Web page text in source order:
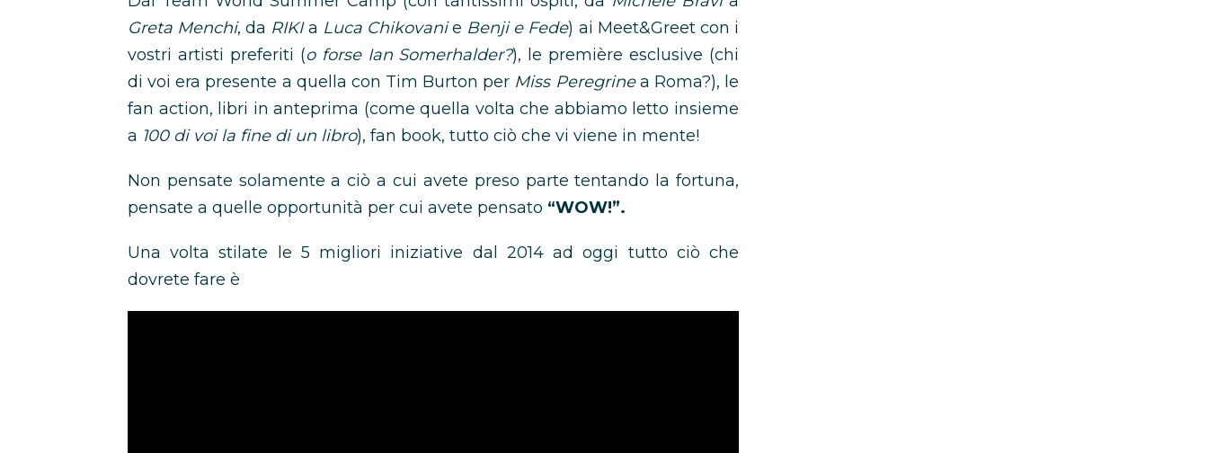
Greta Menchi, da RIKIa Luca Chikovanie Benji e Fede) ai Meet&Greet con i
vostri artisti preferiti (o forse Ian Somerhalder?), le première esclusive (chi
di voi era presente a quella con Tim Burton per Miss Peregrinea Roma?), le
fan action, libri in anteprima (come quella volta che abbiamo letto insieme
a 100 di voi la fine di un libro), fan book, tutto ciò che vi viene in mente!
Non pensate solamente a ciò a cui avete preso parte tentando la fortuna,
pensate a quelle opportunità per cui avete pensato “WOW!”.
Una volta stilate le 5 migliori iniziative dal 2014 ad oggi tutto ciò che
dovrete fare è